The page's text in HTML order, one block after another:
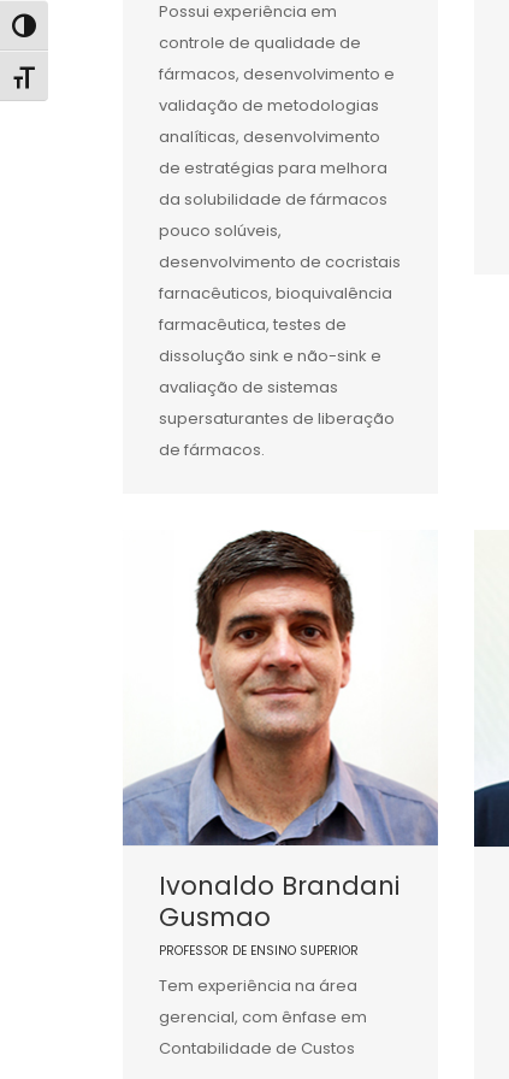
Alternar alto contraste
Alternar tamanho da fonte
Possui experiência em
controle de qualidade de
fármacos, desenvolvimento e
validação de metodologias
analíticas, desenvolvimento
de estratégias para melhora
da solubilidade de fármacos
pouco solúveis,
desenvolvimento de cocristais
farnacêuticos, bioquivalência
farmacêutica, testes de
dissolução sink e não-sink e
avaliação de sistemas
supersaturantes de liberação
de fármacos.
Ivonaldo Brandani
Gusmao
PROFESSOR DE ENSINO SUPERIOR
Tem experiência na área
gerencial, com ênfase em
Contabilidade de Custos